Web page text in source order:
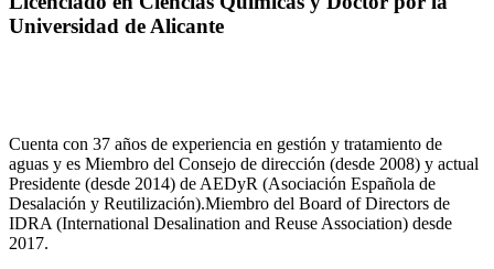
Universidad de Alicante
Cuenta con 37 años de experiencia en gestión y tratamiento de
aguas y es Miembro del Consejo de dirección (desde 2008) y actual
Presidente (desde 2014) de AEDyR (Asociación Española de
Desalación y Reutilización).Miembro del Board of Directors de
IDRA (International Desalination and Reuse Association) desde
2017.